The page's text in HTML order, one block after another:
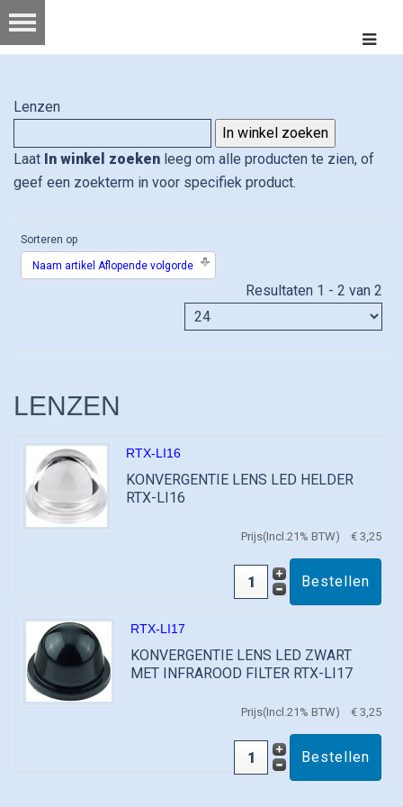
Lenzen
Laat In winkel zoeken leeg om alle producten te zien, of
geef een zoekterm in voor specifiek product.
Sorteren op
Naam artikel Aflopende volgorde
Resultaten 1 - 2 van 2
LENZEN
RTX-LI16
KONVERGENTIE LENS LED HELDER
RTX-LI16
Prijs(Incl.21% BTW) € 3,25
RTX-LI17
KONVERGENTIE LENS LED ZWART
MET INFRAROOD FILTER RTX-LI17
Prijs(Incl.21% BTW) € 3,25